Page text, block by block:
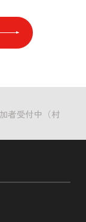
者受付中（村